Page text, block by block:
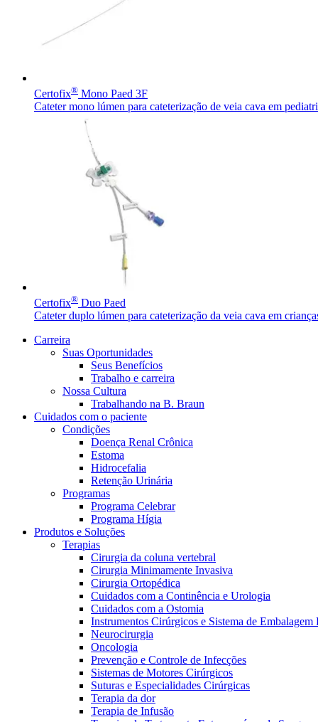
Catálogo de Produtos
Encontre o produto que está procurando. ​Visite o catálogo de
Programa Celebrar
O Programa Celebrar é o Programa de Suporte ao Paciente
Descubra suas oportunidades de ​carreira na B. Braun.
Innovation Hub
Vamos impulsionar a inovação em ​tecnologia médica juntos.
Certofix® Mono Paed 3F
Cateter mono lúmen para cateterização de veia cava em
Certofix® Duo Paed
Cateter duplo lúmen para cateterização da veia cava em
Carreira
Suas Oportunidades
Seus Benefícios
Trabalho e carreira
Nossa Cultura
Trabalhando na B. Braun
Cuidados com o paciente
Condições
Doença Renal Crônica
Estoma
Hidrocefalia
Retenção Urinária
Programas
Programa Celebrar
Programa Hígia
Produtos e Soluções
Terapias
Cirurgia da coluna vertebral
Cirurgia Minimamente Invasiva
Cirurgia Ortopédica
Cuidados com a Continência e Urologia
Cuidados com a Ostomia
Instrumentos Cirúrgicos e Sistema de Embalagem
Neurocirurgia
Oncologia
Prevenção e Controle de Infecções
Sistemas de Motores Cirúrgicos
Suturas e Especialidades Cirúrgicas
Terapia da dor
Terapia de Infusão